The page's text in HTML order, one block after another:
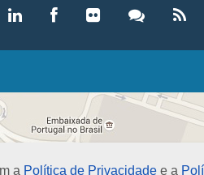
a Política de Privacidade e a
LEGISLAÇÃO
Decretos-Lei